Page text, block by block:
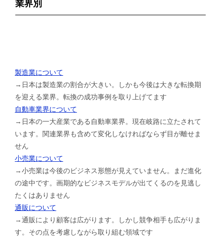
業界別
製造業について
→日本は製造業の割合が大きい。しかも今後は大きな転換期
を迎える業界。転換の成功事例を取り上げてます
自動車業界について
→日本の一大産業である自動車業界。現在岐路に立たされて
います。関連業界も含めて変化しなければならず目が離せま
せん
小売業について
→小売業は今後のビジネス形態が見えていません。まだ進化
の途中です。画期的なビジネスモデルが出てくるのを見逃し
たくはありません
通販について
→通販により顧客は広がります。しかし競争相手も広がりま
す。その点を考慮しながら取り組む領域です